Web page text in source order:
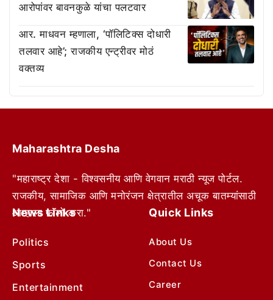
आरोपांवर बावनकुळे यांचा पलटवार
आर. माधवन म्हणाला, ‘पॉलिटिक्स दोधारी
तलवार आहे’; राजकीय एन्ट्रीवर मोठं
वक्तव्य
Maharashtra Desha
"महाराष्ट्र देशा - विश्वसनीय आणि वेगवान मराठी न्यूज पोर्टल.
राजकीय, सामाजिक आणि मनोरंजन क्षेत्रातील अचूक बातम्यांसाठी
आम्हाला फॉलो करा."
News Links
Politics
Sports
Entertainment
Quick Links
About Us
Contact Us
Career